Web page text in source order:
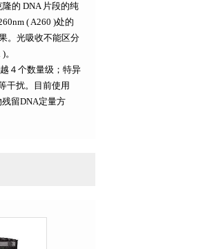
的 DNA 片段的纯
( A260 )处的
。光吸收不能区分
４个数量级；特异
干扰。目前使用
留DNA定量方